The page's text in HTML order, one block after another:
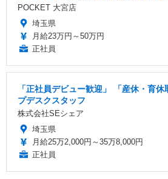
POCKET 大宮店
埼玉県
月給23万円～50万円
正社員
「正社員デビュー歓迎」 「産休・育
プデスクスタッフ
株式会社SEシェア
埼玉県
月給25万2,000円～35万8,000円
正社員